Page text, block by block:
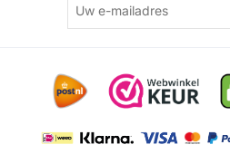
e-
mailadres